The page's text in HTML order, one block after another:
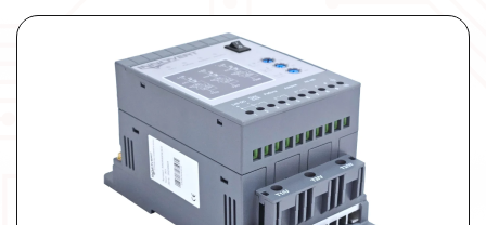
Плавный пуск и останов INNOVERT
SSD751A43E 0,75кВт 380В 1,5А
УПП для промышленных применений малой и
средней мощности.
МОЩНОСТЬ